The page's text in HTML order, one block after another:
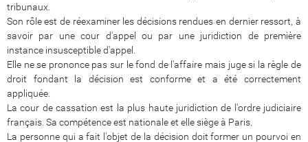
tribunaux.
Son rôle est de réexaminer les décisions rendues en dernier ressort, à
savoir par une cour d'appel ou par une juridiction de première
instance insusceptible d'appel.
Elle ne se prononce pas sur le fond de l'affaire mais juge si la règle de
droit fondant la décision est conforme et a été correctement
appliquée.
La cour de cassation est la plus haute juridiction de l'ordre judiciaire
français. Sa compétence est nationale et elle siège à Paris.
La personne qui a fait l'objet de la décision doit former un pourvoi en